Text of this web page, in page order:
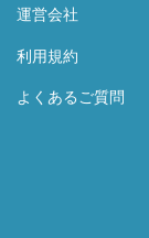
運営会社
利用規約
よくあるご質問